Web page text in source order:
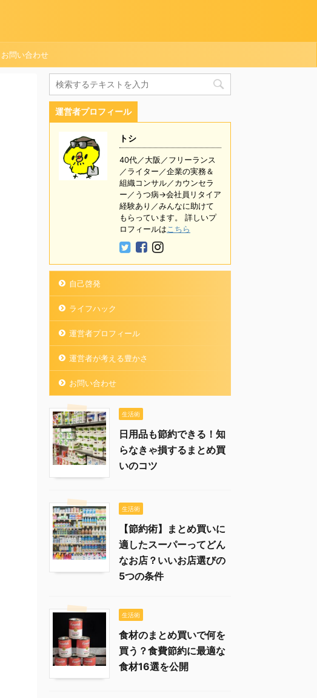
お問い合わせ
運営者プロフィール
トシ
40代／大阪／フリーランス
／ライター／企業の実務＆
組織コンサル／カウンセラ
ー／うつ病→会社員リタイア
経験あり／みんなに助けて
もらっています。 詳しいプ
ロフィールはこちら
自己啓発
ライフハック
運営者プロフィール
運営者が考える豊かさ
お問い合わせ
生活術
日用品も節約できる！知
らなきゃ損するまとめ買
いのコツ
生活術
【節約術】まとめ買いに
適したスーパーってどん
なお店？いいお店選びの
5つの条件
生活術
食材のまとめ買いで何を
買う？食費節約に最適な
食材16選を公開